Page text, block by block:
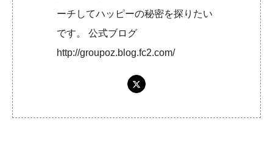
ーチしてハッピーの秘密を探りたい
です。 公式ブログ
http://groupoz.blog.fc2.com/